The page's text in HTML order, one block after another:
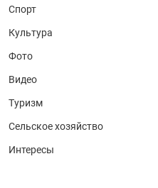
Спорт
Культура
Фото
Видео
Туризм
Сельское хозяйство
Интересы